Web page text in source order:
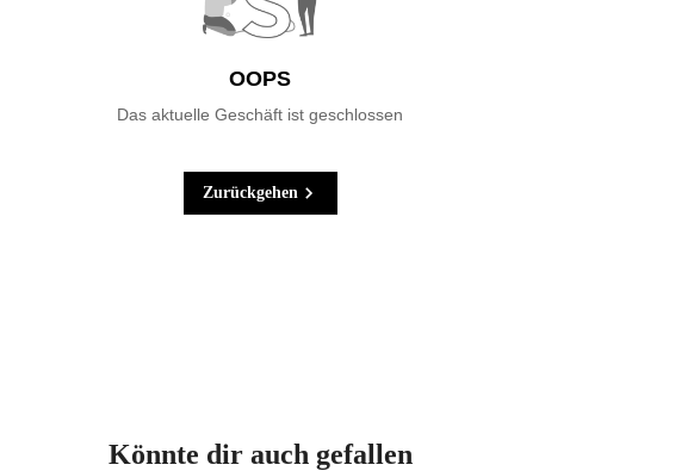
OOPS
Das aktuelle Geschäft ist geschlossen
Zurückgehen
Könnte dir auch gefallen